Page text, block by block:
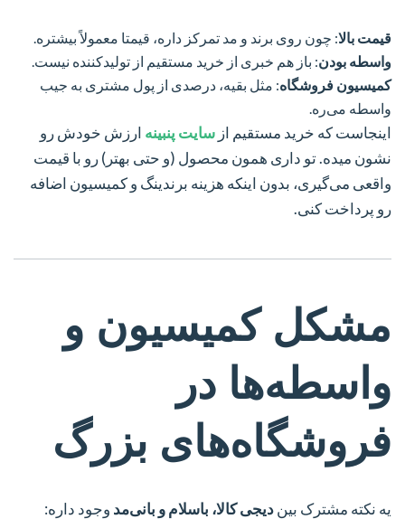
قیمت بالا: چون روی برند و مد تمرکز داره، قیمتا معمولاً بیشتره.
واسطه بودن: باز هم خبری از خرید مستقیم از تولیدکننده نیست.
کمیسیون فروشگاه: مثل بقیه، درصدی از پول مشتری به جیب
واسطه می‌ره.
اینجاست که خرید مستقیم از سایت پنبینه ارزش خودش رو
نشون میده. تو داری همون محصول (و حتی بهتر) رو با قیمت
واقعی می‌گیری، بدون اینکه هزینه برندینگ و کمیسیون اضافه
رو پرداخت کنی.
مشکل کمیسیون و
واسطه‌ها در
فروشگاه‌های بزرگ
یه نکته مشترک بیندیجی کالا، باسلام و بانی‌مد وجود داره: